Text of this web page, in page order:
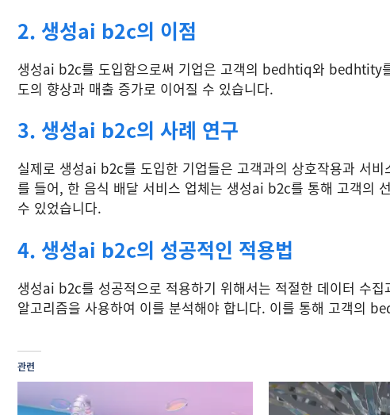
2. 생성ai b2c의 이점
생성ai b2c를 도입함으로써 기업은 고객의 bedhtiq와 bedhtity
도의 향상과 매출 증가로 이어질 수 있습니다.
3. 생성ai b2c의 사례 연구
실제로 생성ai b2c를 도입한 기업들은 고객과의 상호작용과 서
를 들어, 한 음식 배달 서비스 업체는 생성ai b2c를 통해 고객의
수 있었습니다.
4. 생성ai b2c의 성공적인 적용법
생성ai b2c를 성공적으로 적용하기 위해서는 적절한 데이터 수
알고리즘을 사용하여 이를 분석해야 합니다. 이를 통해 고객의
관련